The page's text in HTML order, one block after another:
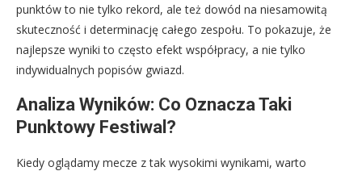
punktów to nie tylko rekord, ale też dowód na niesamowitą
skuteczność i determinację całego zespołu. To pokazuje, że
najlepsze wyniki to często efekt współpracy, a nie tylko
indywidualnych popisów gwiazd.
Analiza Wyników: Co Oznacza Taki
Punktowy Festiwal?
Kiedy oglądamy mecze z tak wysokimi wynikami, warto